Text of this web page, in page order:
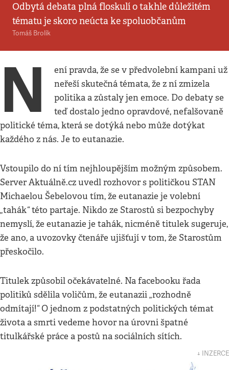
Odbytá debata plná floskulí o takhle důležitém
tématu je skoro neúcta ke spoluobčanům
Tomáš Brolík
N
ení pravda, že se v předvolební kampani už
neřeší skutečná témata, že z ní zmizela
politika a zůstaly jen emoce. Do debaty se
teď dostalo jedno opravdové, nefalšovaně
politické téma, která se dotýká nebo může dotýkat
každého z nás. Je to eutanazie.
Vstoupilo do ní tím nejhloupějším možným způsobem.
Server Aktuálně.cz uvedl rozhovor s političkou STAN
Michaelou Šebelovou tím, že eutanazie je volební
„tahák“této partaje. Nikdo ze Starostů si bezpochyby
nemyslí, že eutanazie je tahák, nicméně titulek sugeruje,
že ano, a uvozovky čtenáře ujišťují v tom, že Starostům
přeskočilo.
Titulek způsobil očekávatelné. Na facebooku řada
politiků sdělila voličům, že eutanazii„rozhodně
odmítají!“O jednom z podstatných politických témat
života a smrti vedeme hovor na úrovni špatné
titulkářské práce a postů na sociálních sítích.
↓ INZERCE